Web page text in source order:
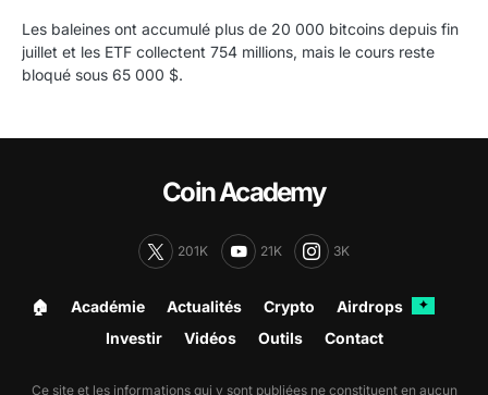
Les baleines ont accumulé plus de 20 000 bitcoins depuis fin
juillet et les ETF collectent 754 millions, mais le cours reste
bloqué sous 65 000 $.
Coin Academy
201K 21K 3K
🏠︎ Académie Actualités Crypto Airdrops ✦
Investir Vidéos Outils Contact
Ce site et les informations qui y sont publiées ne constituent en aucun